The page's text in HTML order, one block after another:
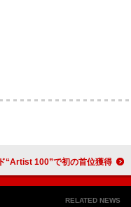
故マイケル・ジャクソン、伝記映画の興行的成功を受けて米ビルボード“Artist 100”で初の首位獲得
RELATED NEWS